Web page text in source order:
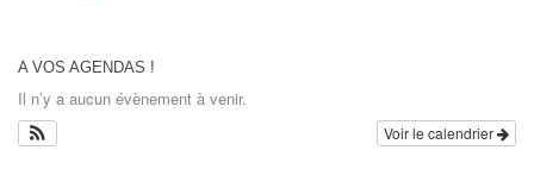
A VOS AGENDAS !
Il n’y a aucun évènement à venir.
Voir le calendrier